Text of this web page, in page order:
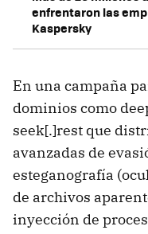
enfrentaron las
Kaspersky
En una campaña
dominios como
seek[.]rest que
avanzadas de
esteganografía
de archivos
inyección de